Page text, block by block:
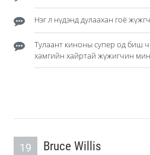
Нэг л нүдэнд дулаахан гоё
Тулаант киноны супер од биш
хамгийн хайртай жүжигчин
19 Bruce Willis